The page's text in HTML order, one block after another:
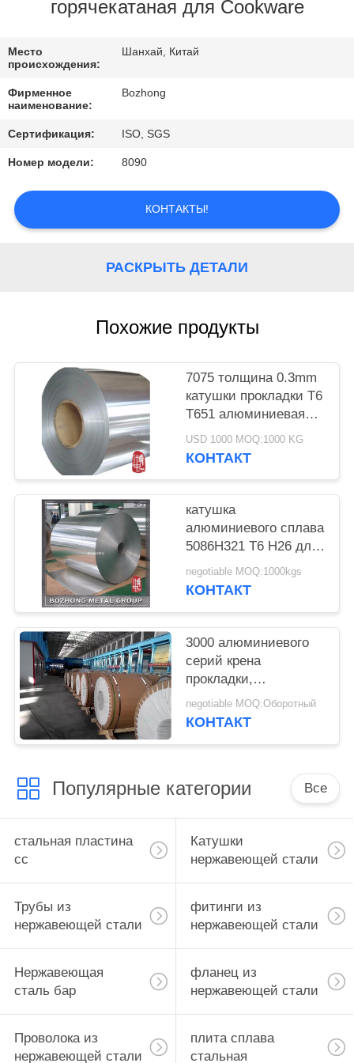
КАЧЕСТВА
СВЯЖИТЕСЬ
МЫ
СПРОСИТЕ
ЦИТАТУ
горячекатаная для Cookware
Место
происхождения:
Шанхай, Китай
Фирменное
наименование:
Bozhong
Сертификация: ISO, SGS
Номер модели: 8090
КОНТАКТЫ!
РАСКРЫТЬ ДЕТАЛИ
Похожие продукты
7075 толщина 0.3mm
катушки прокладки T6
T651 алюминиевая
0.5mm 1mm 2mm
3mm 5mm 10mm
USD 1000 MOQ:1000 KG
КОНТАКТ
катушка
алюминиевого сплава
5086H321 T6 H26 для
украшения
конструкции
negotiable MOQ:1000kgs
КОНТАКТ
3000 алюминиевого
серий крена
прокладки,
алюминиевой
толщины катушки
negotiable MOQ:Оборотный
КОНТАКТ
Популярные категории Все
стальная пластина
сс
Катушки
нержавеющей стали
Трубы из
нержавеющей стали
фитинги из
нержавеющей стали
Нержавеющая
сталь бар
фланец из
нержавеющей стали
Проволока из
нержавеющей стали
плита сплава
стальная